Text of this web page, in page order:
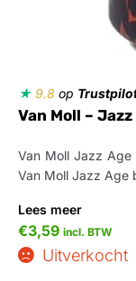
★ 9.8 op
Van Moll – Jazz
Van Moll Jazz
Van Moll Jazz Age
Lees meer
€3,59 incl. BTW
Uitverkocht